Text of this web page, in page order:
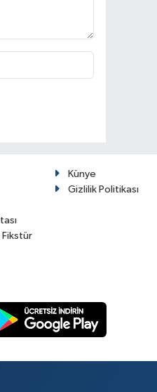
Fikstür
Künye
Gizlilik Politikası